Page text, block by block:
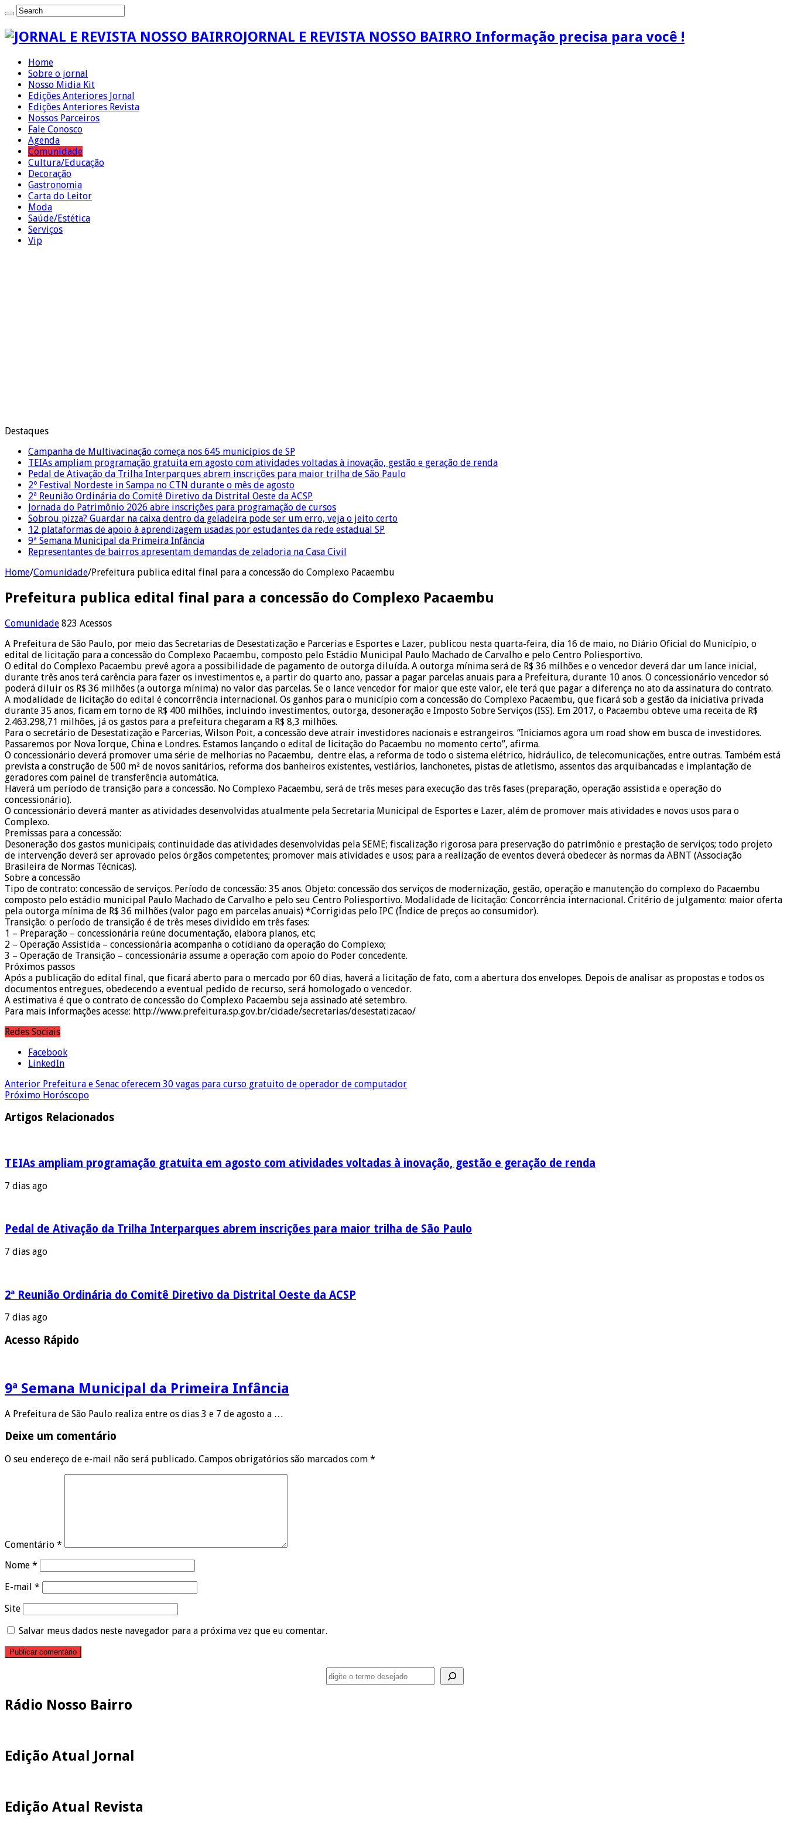
JORNAL E REVISTA NOSSO BAIRRO Informação precisa para você !
Home
Sobre o jornal
Nosso Midia Kit
Edições Anteriores Jornal
Edições Anteriores Revista
Nossos Parceiros
Fale Conosco
Agenda
Comunidade
Cultura/Educação
Decoração
Gastronomia
Carta do Leitor
Moda
Saúde/Estética
Serviços
Vip
Destaques
Campanha de Multivacinação começa nos 645 municípios de SP
TEIAs ampliam programação gratuita em agosto com atividades voltadas à inovação, gestão e geração de renda
Pedal de Ativação da Trilha Interparques abrem inscrições para maior trilha de São Paulo
2º Festival Nordeste in Sampa no CTN durante o mês de agosto
2ª Reunião Ordinária do Comitê Diretivo da Distrital Oeste da ACSP
Jornada do Patrimônio 2026 abre inscrições para programação de cursos
Sobrou pizza? Guardar na caixa dentro da geladeira pode ser um erro, veja o jeito certo
12 plataformas de apoio à aprendizagem usadas por estudantes da rede estadual SP
9ª Semana Municipal da Primeira Infância
Representantes de bairros apresentam demandas de zeladoria na Casa Civil
Home/Comunidade/Prefeitura publica edital final para a concessão do Complexo Pacaembu
Prefeitura publica edital final para a concessão do Complexo Pacaembu
Comunidade 823 Acessos
A Prefeitura de São Paulo, por meio das Secretarias de Desestatização e Parcerias e Esportes e Lazer, publicou nesta quarta-feira, dia 16 de maio, no Diário Oficial do Município, o
edital de licitação para a concessão do Complexo Pacaembu, composto pelo Estádio Municipal Paulo Machado de Carvalho e pelo Centro Poliesportivo.
O edital do Complexo Pacaembu prevê agora a possibilidade de pagamento de outorga diluída. A outorga mínima será de R$ 36 milhões e o vencedor deverá dar um lance inicial,
durante três anos terá carência para fazer os investimentos e, a partir do quarto ano, passar a pagar parcelas anuais para a Prefeitura, durante 10 anos. O concessionário vencedor só
poderá diluir os R$ 36 milhões (a outorga mínima) no valor das parcelas. Se o lance vencedor for maior que este valor, ele terá que pagar a diferença no ato da assinatura do contrato.
A modalidade de licitação do edital é concorrência internacional. Os ganhos para o município com a concessão do Complexo Pacaembu, que ficará sob a gestão da iniciativa privada
durante 35 anos, ficam em torno de R$ 400 milhões, incluindo investimentos, outorga, desoneração e Imposto Sobre Serviços (ISS). Em 2017, o Pacaembu obteve uma receita de R$
2.463.298,71 milhões, já os gastos para a prefeitura chegaram a R$ 8,3 milhões.
Para o secretário de Desestatização e Parcerias, Wilson Poit, a concessão deve atrair investidores nacionais e estrangeiros. “Iniciamos agora um road show em busca de investidores.
Passaremos por Nova Iorque, China e Londres. Estamos lançando o edital de licitação do Pacaembu no momento certo”, afirma.
O concessionário deverá promover uma série de melhorias no Pacaembu, dentre elas, a reforma de todo o sistema elétrico, hidráulico, de telecomunicações, entre outras. Também está
prevista a construção de 500 m² de novos sanitários, reforma dos banheiros existentes, vestiários, lanchonetes, pistas de atletismo, assentos das arquibancadas e implantação de
geradores com painel de transferência automática.
Haverá um período de transição para a concessão. No Complexo Pacaembu, será de três meses para execução das três fases (preparação, operação assistida e operação do
concessionário).
O concessionário deverá manter as atividades desenvolvidas atualmente pela Secretaria Municipal de Esportes e Lazer, além de promover mais atividades e novos usos para o
Complexo.
Premissas para a concessão:
Desoneração dos gastos municipais; continuidade das atividades desenvolvidas pela SEME; fiscalização rigorosa para preservação do patrimônio e prestação de serviços; todo projeto
de intervenção deverá ser aprovado pelos órgãos competentes; promover mais atividades e usos; para a realização de eventos deverá obedecer às normas da ABNT (Associação
Brasileira de Normas Técnicas).
Sobre a concessão
Tipo de contrato: concessão de serviços. Período de concessão: 35 anos. Objeto: concessão dos serviços de modernização, gestão, operação e manutenção do complexo do Pacaembu
composto pelo estádio municipal Paulo Machado de Carvalho e pelo seu Centro Poliesportivo. Modalidade de licitação: Concorrência internacional. Critério de julgamento: maior oferta
pela outorga mínima de R$ 36 milhões (valor pago em parcelas anuais) *Corrigidas pelo IPC (Índice de preços ao consumidor).
Transição: o período de transição é de três meses dividido em três fases:
1 – Preparação – concessionária reúne documentação, elabora planos, etc;
2 – Operação Assistida – concessionária acompanha o cotidiano da operação do Complexo;
3 – Operação de Transição – concessionária assume a operação com apoio do Poder concedente.
Próximos passos
Após a publicação do edital final, que ficará aberto para o mercado por 60 dias, haverá a licitação de fato, com a abertura dos envelopes. Depois de analisar as propostas e todos os
documentos entregues, obedecendo a eventual pedido de recurso, será homologado o vencedor.
A estimativa é que o contrato de concessão do Complexo Pacaembu seja assinado até setembro.
Para mais informações acesse: http://www.prefeitura.sp.gov.br/cidade/secretarias/desestatizacao/
Redes Sociais
Facebook
LinkedIn
Anterior Prefeitura e Senac oferecem 30 vagas para curso gratuito de operador de computador
Próximo Horóscopo
Artigos Relacionados
TEIAs ampliam programação gratuita em agosto com atividades voltadas à inovação, gestão e geração de renda
7 dias ago
Pedal de Ativação da Trilha Interparques abrem inscrições para maior trilha de São Paulo
7 dias ago
2ª Reunião Ordinária do Comitê Diretivo da Distrital Oeste da ACSP
7 dias ago
Acesso Rápido
9ª Semana Municipal da Primeira Infância
A Prefeitura de São Paulo realiza entre os dias 3 e 7 de agosto a …
Deixe um comentário
O seu endereço de e-mail não será publicado. Campos obrigatórios são marcados com *
Comentário *
Nome *
E-mail *
Site
Salvar meus dados neste navegador para a próxima vez que eu comentar.
Rádio Nosso Bairro
Edição Atual Jornal
Edição Atual Revista